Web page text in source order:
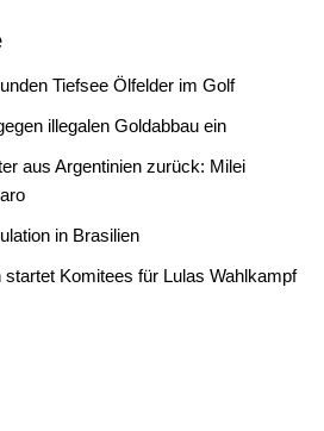
Tiefsee Ölfelder im Golf
illegalen Goldabbau ein
aus Argentinien zurück: Milei
in Brasilien
Komitees für Lulas Wahlkampf